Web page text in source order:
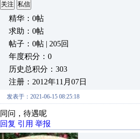
关注 私信
精华：0帖
求助：0帖
帖子：0帖 | 205回
年度积分：0
历史总积分：303
注册：2012年11月07日
发表于：2021-06-15 08:25:18
同问，待遇呢
回复 引用 举报